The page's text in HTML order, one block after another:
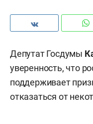
Депутат Госдумы
уверенность, что
поддерживает
отказаться от